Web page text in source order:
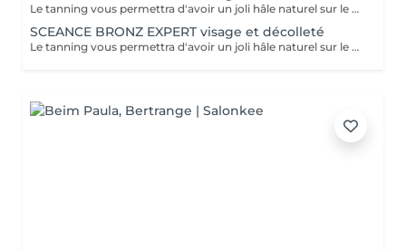
Le tanning vous permettra d'avoir un joli hâle naturel sur le visage et le décolleté pour une durée de 8-10 jours. Ce soin est parfait pour vous donner bonne mine, pour une soirée, avant de partir en vacances pour avoir tout de suite un teint halé et ainsi éviter de vous maquiller Conseils avant de venir à la séance : -Effectuez un gommage du visage la veille pour que la peau puisse mieux absorber le produit bronzant.
SCEANCE BRONZ EXPERT visage et décolleté
Le tanning vous permettra d'avoir un joli hâle naturel sur le visage et le décolleté pour une durée de 8-10 jours. Ce soin est parfait pour vous donner bonne mine, pour une soirée, avant de partir en vacances pour avoir tout de suite un teint halé et ainsi éviter de vous maquiller Conseils avant de venir à la séance : -Effectuez un gommage du visage la veille pour que la peau puisse mieux absorber le produit bronzant.